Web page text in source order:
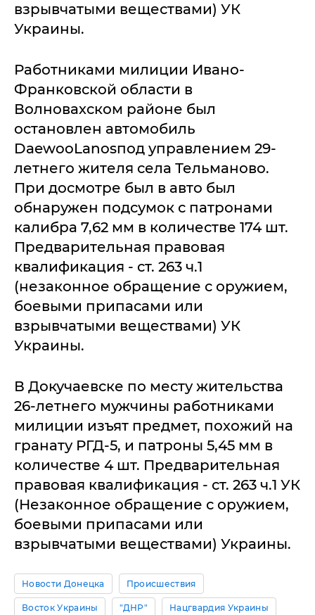
взрывчатыми веществами) УК
Украины.
Работниками милиции Ивано-
Франковской области в
Волновахском районе был
остановлен автомобиль
DaewooLanosпод управлением 29-
летнего жителя села Тельманово.
При досмотре был в авто был
обнаружен подсумок с патронами
калибра 7,62 мм в количестве 174 шт.
Предварительная правовая
квалификация - ст. 263 ч.1
(незаконное обращение с оружием,
боевыми припасами или
взрывчатыми веществами) УК
Украины.
В Докучаевске по месту жительства
26-летнего мужчины работниками
милиции изъят предмет, похожий на
гранату РГД-5, и патроны 5,45 мм в
количестве 4 шт. Предварительная
правовая квалификация - ст. 263 ч.1 УК
(Незаконное обращение с оружием,
боевыми припасами или
взрывчатыми веществами) Украины.
Новости Донецка Происшествия
Восток Украины "ДНР" Нацгвардия Украины